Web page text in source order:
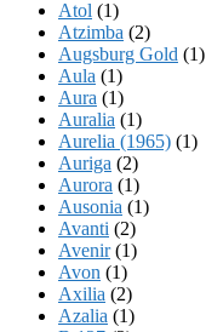
Atol (1)
Atzimba (2)
Augsburg Gold (1)
Aula (1)
Aura (1)
Auralia (1)
Aurelia (1965) (1)
Auriga (2)
Aurora (1)
Ausonia (1)
Avanti (2)
Avenir(1)
Avon (1)
Axilia (2)
Azalia (1)